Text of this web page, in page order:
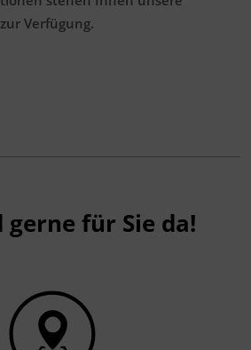
Verfügung.
gerne für Sie da!